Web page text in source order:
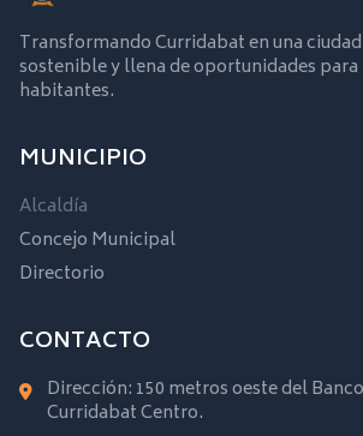
Transformando Curridabat en una
sostenible y llena de oportunidades
habitantes.
MUNICIPIO
Alcaldía
Concejo Municipal
Directorio
CONTACTO
Dirección: 150 metros oeste del
Curridabat Centro.